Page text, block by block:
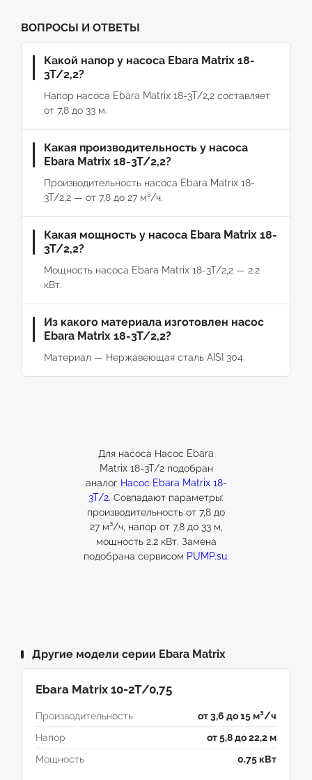
ВОПРОСЫ И ОТВЕТЫ
Какой напор у насоса Ebara Matrix 18-
3T/2,2?
Напор насоса Ebara Matrix 18-3T/2,2 составляет
от 7,8 до 33 м.
Какая производительность у насоса
Ebara Matrix 18-3T/2,2?
Производительность насоса Ebara Matrix 18-
3T/2,2 — от 7,8 до 27 м³/ч.
Какая мощность у насоса Ebara Matrix 18-
3T/2,2?
Мощность насоса Ebara Matrix 18-3T/2,2 — 2.2
кВт.
Из какого материала изготовлен насос
Ebara Matrix 18-3T/2,2?
Материал — Нержавеющая сталь AISI 304.
Для насоса Насос Ebara
Matrix 18-3T/2 подобран
аналог Насос Ebara Matrix 18-
3T/2. Совпадают параметры:
производительность от 7,8 до
27 м³/ч, напор от 7,8 до 33 м,
мощность 2.2 кВт. Замена
подобрана сервисом PUMP.su.
Другие модели серии Ebara Matrix
Ebara Matrix 10-2T/0,75
Производительность
от 3,6 до 15 м³/ч
Напор
от 5,8 до 22,2 м
Мощность
0.75 кВт